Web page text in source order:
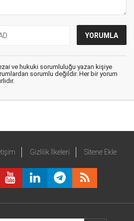
ve hukuki sorumluluğu yazan kişiye
sorumlu değildir. Her bir yorum
Gizlilik İlkeleri Sitene Ekle